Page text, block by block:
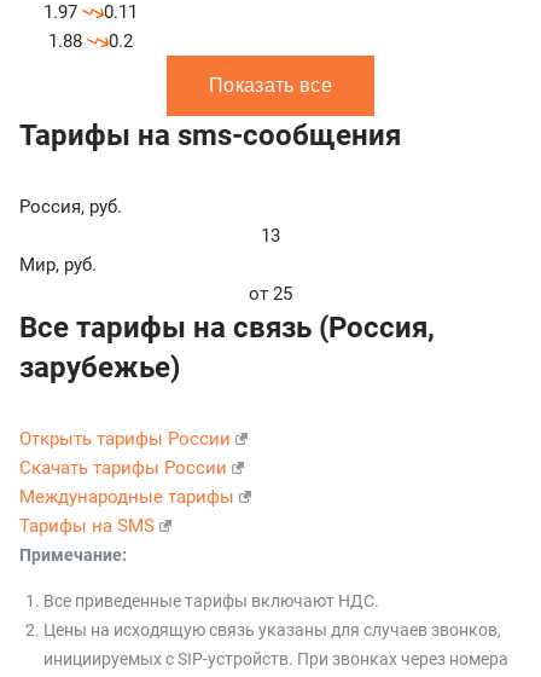
1.97
0.11
1.88
0.2
Показать все
Тарифы на sms-сообщения
Россия, руб.
13
Мир, руб.
от 25
Все тарифы на связь (Россия,
зарубежье)
Открыть тарифы России
Скачать тарифы России
Международные тарифы
Тарифы на SMS
Примечание:
Все приведенные тарифы включают НДС.
Цены на исходящую связь указаны для случаев звонков,
инициируемых с SIP-устройств. При звонках через номера